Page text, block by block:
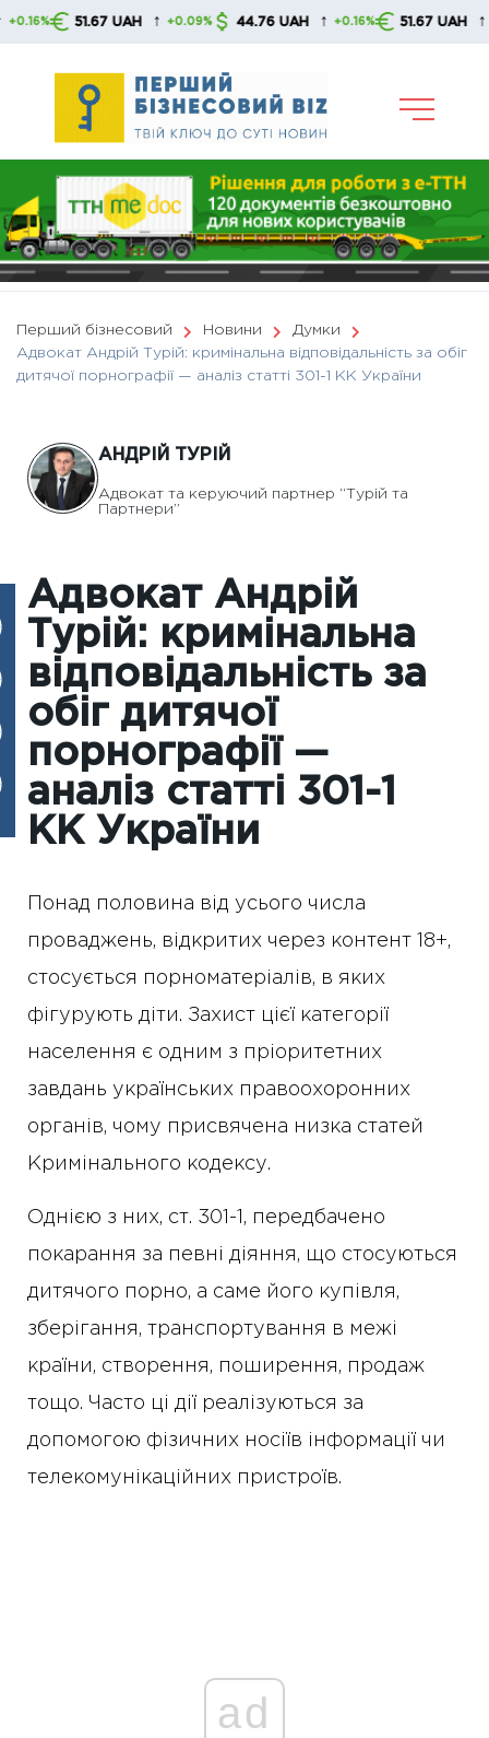
Skip
UAH ↑ +0.09% 44.76 UAH ↑ +0.16% 51.67 UAH ↑ +0.09%
Перший бізнесовий Новини
Думки
Адвокат Андрій Турій: кримінальна відповідальність за обіг
дитячої порнографії — аналіз статті 301-1 КК України
АНДРІЙ ТУРІЙ
Адвокат та керуючий партнер “Турій та
Партнери”
Адвокат Андрій
Турій: кримінальна
відповідальність за
обіг дитячої
порнографії —
аналіз статті 301-1
КК України
Понад половина від усього числа
проваджень, відкритих через контент 18+,
стосується порноматеріалів, в яких
фігурують діти. Захист цієї категорії
населення є одним з пріоритетних
завдань українських правоохоронних
органів, чому присвячена низка статей
Кримінального кодексу.
Однією з них, ст. 301-1, передбачено
покарання за певні діяння, що стосуються
дитячого порно, а саме його купівля,
зберігання, транспортування в межі
країни, створення, поширення, продаж
тощо. Часто ці дії реалізуються за
допомогою фізичних носіїв інформації чи
телекомунікаційних пристроїв.
ad